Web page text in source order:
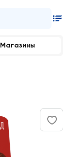
Магазины